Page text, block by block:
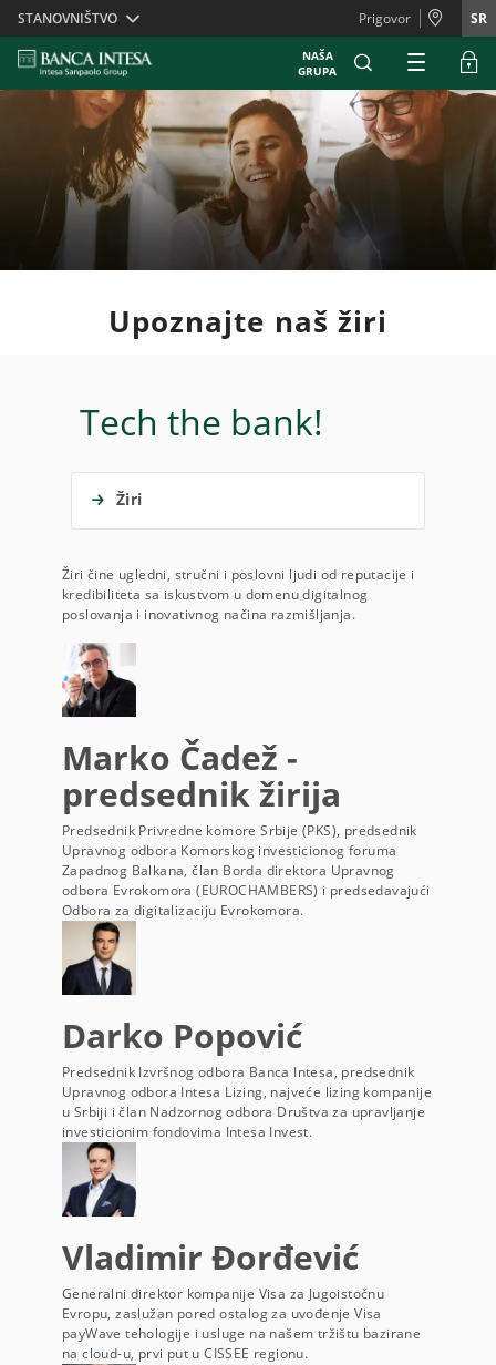
Skiplinks
STANOVNIŠTVO Prigovor SR
NAŠA
GRUPA
Upoznajte naš žiri
Tech the bank!
Žiri
Žiri čine ugledni, stručni i poslovni ljudi od reputacije i
kredibiliteta sa iskustvom u domenu digitalnog
poslovanja i inovativnog načina razmišljanja.
Marko Čadež -
predsednik žirija
Predsednik Privredne komore Srbije (PKS), predsednik
Upravnog odbora Komorskog investicionog foruma
Zapadnog Balkana, član Borda direktora Upravnog
odbora Evrokomora (EUROCHAMBERS) i predsedavajući
Odbora za digitalizaciju Evrokomora.
Darko Popović
Predsednik Izvršnog odbora Banca Intesa, predsednik
Upravnog odbora Intesa Lizing, najveće lizing kompanije
u Srbiji i član Nadzornog odbora Društva za upravljanje
investicionim fondovima Intesa Invest.
Vladimir Đorđević
Generalni direktor kompanije Visa za Jugoistočnu
Evropu, zaslužan pored ostalog za uvođenje Visa
payWave tehologije i usluge na našem tržištu bazirane
na cloud-u, prvi put u CISSEE regionu.